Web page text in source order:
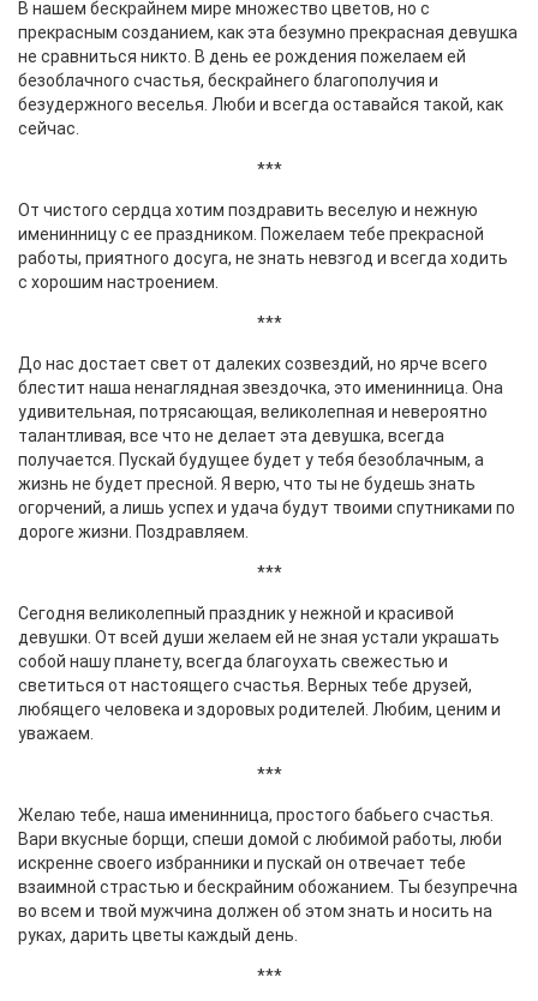
В нашем бескрайнем мире множество цветов, но с
прекрасным созданием, как эта безумно прекрасная девушка
не сравниться никто. В день ее рождения пожелаем ей
безоблачного счастья, бескрайнего благополучия и
безудержного веселья. Люби и всегда оставайся такой, как
сейчас.
***
От чистого сердца хотим поздравить веселую и нежную
именинницу с ее праздником. Пожелаем тебе прекрасной
работы, приятного досуга, не знать невзгод и всегда ходить
с хорошим настроением.
***
До нас достает свет от далеких созвездий, но ярче всего
блестит наша ненаглядная звездочка, это именинница. Она
удивительная, потрясающая, великолепная и невероятно
талантливая, все что не делает эта девушка, всегда
получается. Пускай будущее будет у тебя безоблачным, а
жизнь не будет пресной. Я верю, что ты не будешь знать
огорчений, а лишь успех и удача будут твоими спутниками по
дороге жизни. Поздравляем.
***
Сегодня великолепный праздник у нежной и красивой
девушки. От всей души желаем ей не зная устали украшать
собой нашу планету, всегда благоухать свежестью и
светиться от настоящего счастья. Верных тебе друзей,
любящего человека и здоровых родителей. Любим, ценим и
уважаем.
***
Желаю тебе, наша именинница, простого бабьего счастья.
Вари вкусные борщи, спеши домой с любимой работы, люби
искренне своего избранники и пускай он отвечает тебе
взаимной страстью и бескрайним обожанием. Ты безупречна
во всем и твой мужчина должен об этом знать и носить на
руках, дарить цветы каждый день.
***